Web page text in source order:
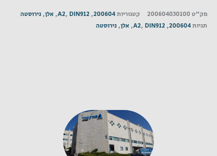
מק"ט 200604030100 קטגוריות200604
,
A2, DIN912
, אלן, נירוסטה
תגיות200604
,
A2, DIN912
, אלן, נירוסטה